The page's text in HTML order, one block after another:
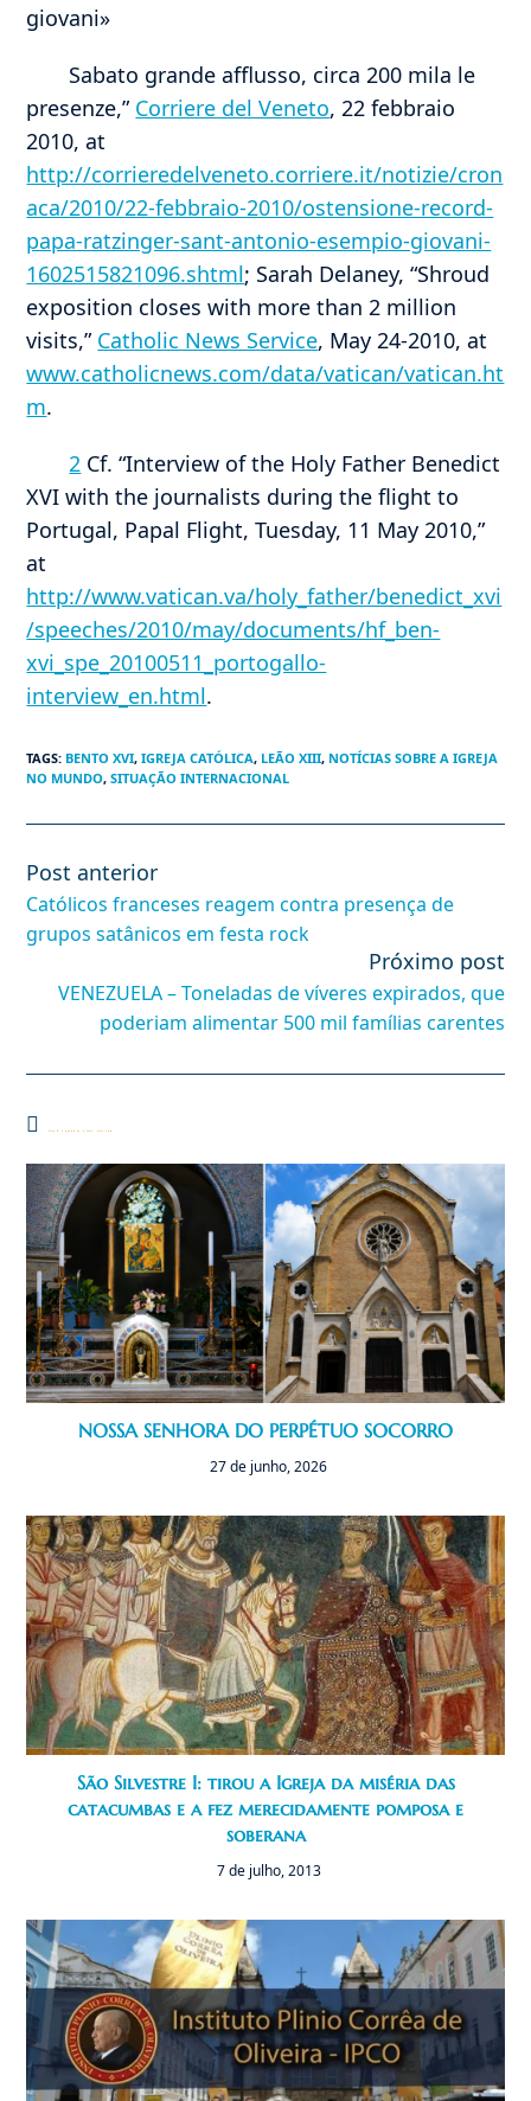
giovani»
Sabato grande afflusso, circa 200 mila le
presenze,” Corriere del Veneto, 22 febbraio
2010, at
http://corrieredelveneto.corriere.it/notizie/cron
aca/2010/22-febbraio-2010/ostensione-record-
papa-ratzinger-sant-antonio-esempio-giovani-
1602515821096.shtml; Sarah Delaney, “Shroud
exposition closes with more than 2 million
visits,” Catholic News Service, May 24-2010, at
www.catholicnews.com/data/vatican/vatican.ht
m.
2 Cf. “Interview of the Holy Father Benedict
XVI with the journalists during the flight to
Portugal, Papal Flight, Tuesday, 11 May 2010,”
at
http://www.vatican.va/holy_father/benedict_xvi
/speeches/2010/may/documents/hf_ben-
xvi_spe_20100511_portogallo-
interview_en.html.
TAGS: BENTO XVI, IGREJA CATÓLICA, LEÃO XIII, NOTÍCIAS SOBRE A IGREJA
NO MUNDO, SITUAÇÃO INTERNACIONAL
Leia
mais
artigos
Post anterior
Católicos franceses reagem contra presença de
grupos satânicos em festa rock
Próximo post
VENEZUELA – Toneladas de víveres expirados, que
poderiam alimentar 500 mil famílias carentes
Você também pode gostar
NOSSA SENHORA DO PERPÉTUO SOCORRO
27 de junho, 2026
São Silvestre I: tirou a Igreja da miséria das
catacumbas e a fez merecidamente pomposa e
soberana
7 de julho, 2013